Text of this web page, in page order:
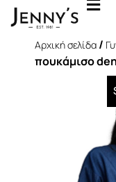
Αρχική σελίδα /
πουκάμισο